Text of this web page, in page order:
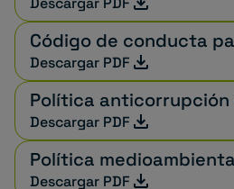
Código de conducta
Descargar PDF
Política anticorrupción
Descargar PDF
Política
Descargar PDF